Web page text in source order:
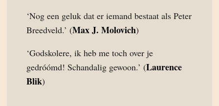
‘Nog een geluk dat er iemand bestaat als Peter
Breedveld.’ (Max J. Molovich)
‘Godskolere, ik heb me toch over je
gedróómd! Schandalig gewoon.’ (Laurence
Blik)